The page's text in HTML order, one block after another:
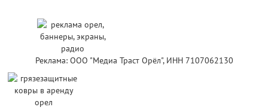
Реклама: ООО "Медиа Траст Орёл", ИНН 7107062130